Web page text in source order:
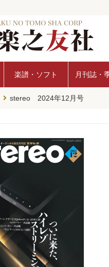
楽譜・ソフト 月刊誌・
stereo 2024年12月号